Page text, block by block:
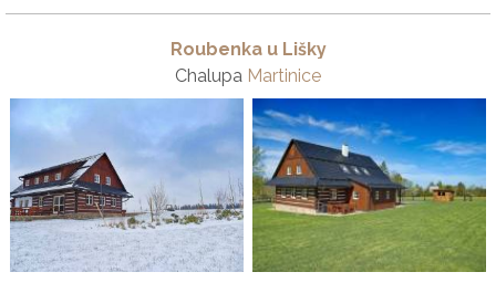
Roubenka u Lišky
Chalupa Martinice